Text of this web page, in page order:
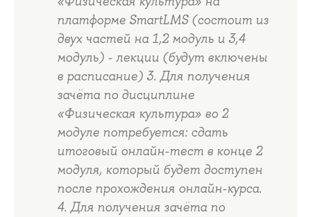
платформе SmartLMS (состоит из
двух частей на 1,2 модуль и 3,4
модуль) - лекции (будут включены
в расписание) 3. Для получения
зачёта по дисциплине
«Физическая культура» во 2
модуле потребуется: сдать
итоговый онлайн-тест в конце 2
модуля, который будет доступен
после прохождения онлайн-курса.
4. Для получения зачёта по